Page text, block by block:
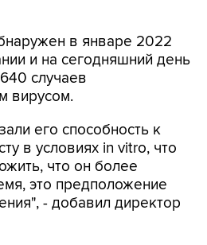
в январе 2022
и на сегодняшний день
случаев
вирусом.
его способность к
в условиях in vitro, что
что он более
это предположение
- добавил директор